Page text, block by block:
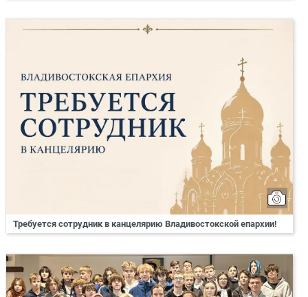
Требуется сотрудник в канцелярию Владивостокской епархии!